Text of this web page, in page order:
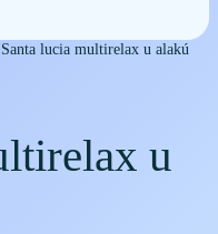
lucia multirelax u alakú
u